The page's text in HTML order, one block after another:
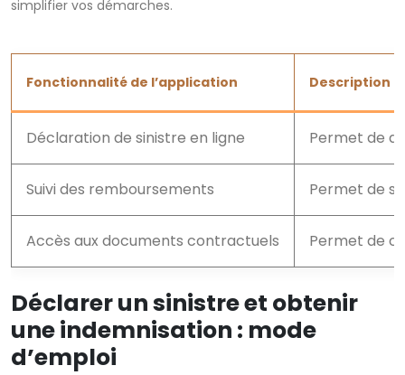
simplifier vos démarches.
Fonctionnalité de l’application Description
Déclaration de sinistre en ligne Permet de
Suivi des remboursements Permet de
Accès aux documents contractuels Permet de
Déclarer un sinistre et obtenir
une indemnisation : mode
d’emploi